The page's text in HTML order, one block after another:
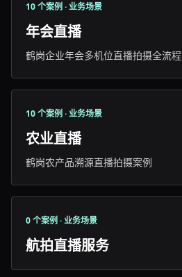
10 个案例 · 业务场景
年会直播
鹤岗企业年会多机位直播拍摄全流程
10 个案例 · 业务场景
农业直播
鹤岗农产品溯源直播拍摄案例
0 个案例 · 业务场景
航拍直播服务